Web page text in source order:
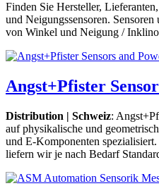
Finden Sie Hersteller,
und Neigungssensoren.
von Winkel und Neigung /
Angst+Pfister
Distribution | Schweiz:
auf physikalische und
und E-Komponenten
liefern wir je nach Bedarf